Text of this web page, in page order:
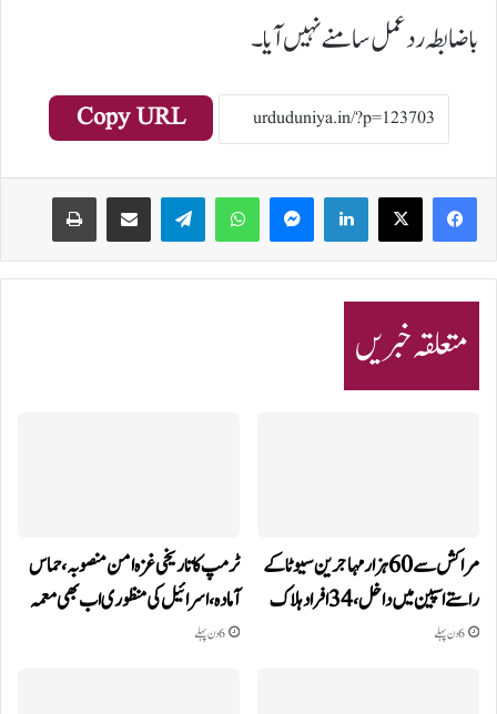
باضابطہ ردعمل سامنے نہیں آیا۔
Copy URL
LinkedIn
WhatsApp
Telegram
متعلقہ خبریں
مراکش سے 60 ہزار مہاجرین سیوٹا کے
راستے اسپین میں داخل، 34 افراد ہلاک
6 دن پہلے
ٹرمپ کا تاریخی غزہ امن منصوبہ، حماس
آمادہ، اسرائیل کی منظوری اب بھی معمہ
6 دن پہلے